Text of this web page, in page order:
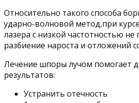
Относительно такого способа
ударно-волновой метод,при
лазера с низкой частотностью не
разбиение нароста и отложений
Лечение шпоры лучом помогает
результатов:
Устранить отечность